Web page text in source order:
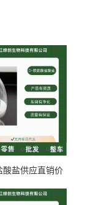
酸盐供应直销价